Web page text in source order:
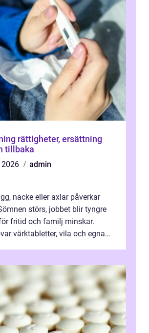
tillbaka
admin
nacke eller axlar påverkar
störs, jobbet blir tyngre
fritid och familj minskar.
värktabletter, vila och egna